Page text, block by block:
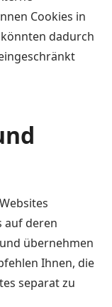
Cookies in
dadurch
auf deren
übernehmen
Ihnen, die
separat zu